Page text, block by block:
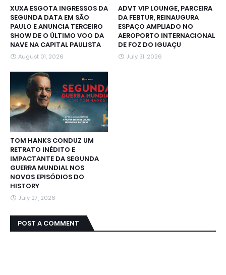
XUXA ESGOTA INGRESSOS DA
SEGUNDA DATA EM SÃO
PAULO E ANUNCIA TERCEIRO
SHOW DE O ÚLTIMO VOO DA
NAVE NA CAPITAL PAULISTA
August 01, 2026
ADVT VIP LOUNGE, PARCEIRA
DA FEBTUR, REINAUGURA
ESPAÇO AMPLIADO NO
AEROPORTO INTERNACIONAL
DE FOZ DO IGUAÇU
July 31, 2026
TOM HANKS CONDUZ UM
RETRATO INÉDITO E
IMPACTANTE DA SEGUNDA
GUERRA MUNDIAL NOS
NOVOS EPISÓDIOS DO
HISTORY
July 27, 2026
POST A COMMENT